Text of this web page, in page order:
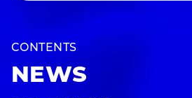
CONTENTS
NEWS